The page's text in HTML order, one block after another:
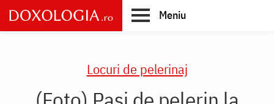
Skip
to
main
Meniu
Locuri de pelerinaj